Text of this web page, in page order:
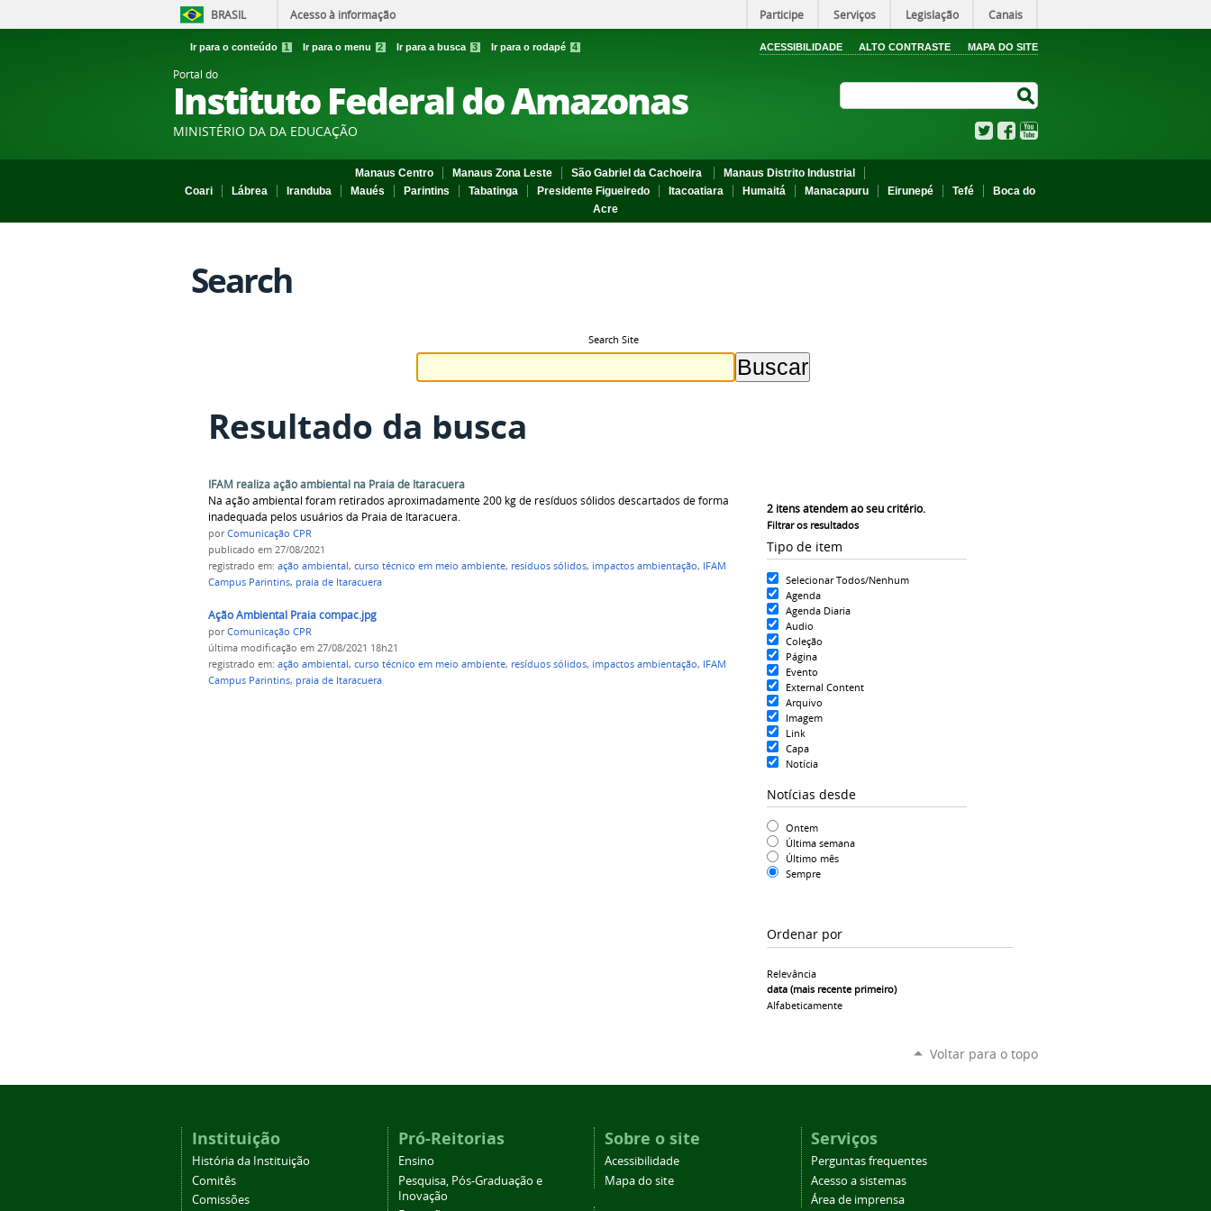
BRASIL Acesso à informação Participe Serviços Legislação Canais
Ir para o conteúdo 1 Ir para o menu 2 Ir para a busca 3 Ir para o rodapé 4 ACESSIBILIDADE ALTO CONTRASTE MAPA DO SITE
Portal do
Instituto Federal do Amazonas
MINISTÉRIO DA DA EDUCAÇÃO TwitterFacebook
Manaus Centro Manaus Zona Leste São Gabriel da Cachoeira
Manaus Distrito Industrial
Coari
Lábrea Iranduba Maués Parintins Tabatinga Presidente Figueiredo Itacoatiara Humaitá Manacapuru Eirunepé Tefé
Boca do
Acre
Search
Search Site
Resultado da busca
2itens atendem ao seu critério.
Filtrar os resultados
Tipo de item
Selecionar Todos/Nenhum
Agenda
Agenda Diaria
Audio
Coleção
Página
Evento
External Content
Arquivo
Imagem
Link
Capa
Notícia
Notícias desde
Ontem
Última semana
Último mês
Sempre
Ordenar por
Relevância
data (mais recente primeiro)
Alfabeticamente
IFAM realiza ação ambiental na Praia de Itaracuera
Na ação ambiental foram retirados aproximadamente 200 kg de resíduos sólidos descartados de forma
inadequada pelos usuários da Praia de Itaracuera.
porComunicação CPR
publicado em 27/08/2021
registrado em: ação ambiental, curso técnico em meio ambiente, resíduos sólidos, impactos ambientação, IFAM
Campus Parintins, praia de Itaracuera
Ação Ambiental Praia compac.jpg
porComunicação CPR
última modificação em 27/08/2021 18h21
registrado em: ação ambiental, curso técnico em meio ambiente, resíduos sólidos, impactos ambientação, IFAM
Campus Parintins, praia de Itaracuera
Voltar para o topo
Instituição
História da Instituição
Comitês
Comissões
Pró-Reitorias
Ensino
Pesquisa, Pós-Graduação e
Inovação
Sobre o site
Acessibilidade
Mapa do site
Serviços
Perguntas frequentes
Acesso a sistemas
Área de imprensa